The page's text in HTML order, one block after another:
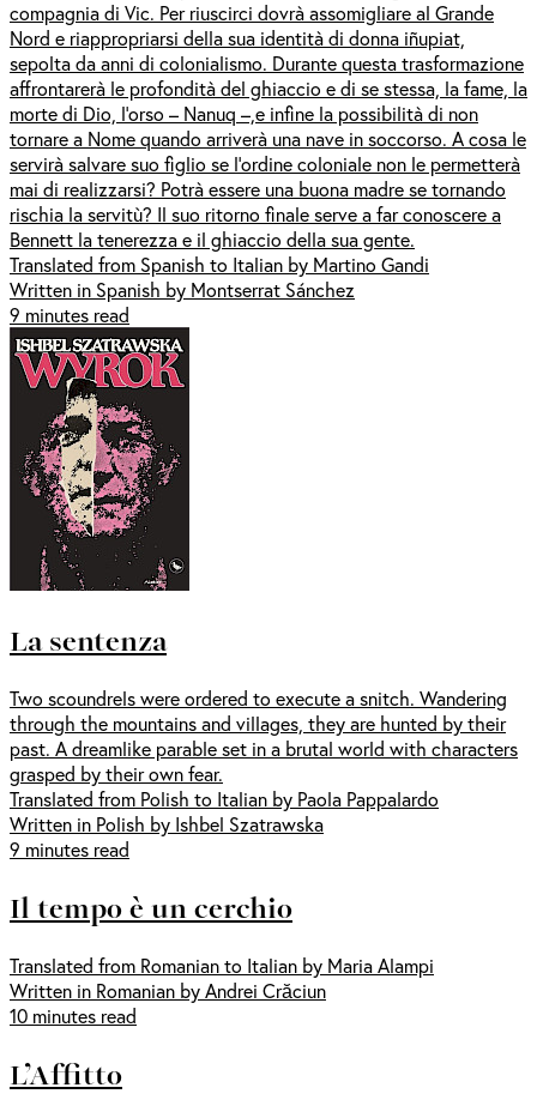
compagnia di Vic. Per riuscirci dovrà assomigliare al Grande
Nord e riappropriarsi della sua identità di donna iñupiat,
sepolta da anni di colonialismo. Durante questa trasformazione
affrontarerà le profondità del ghiaccio e di se stessa, la fame, la
morte di Dio, l’orso – Nanuq –,e infine la possibilità di non
tornare a Nome quando arriverà una nave in soccorso. A cosa le
servirà salvare suo figlio se l’ordine coloniale non le permetterà
mai di realizzarsi? Potrà essere una buona madre se tornando
rischia la servitù? Il suo ritorno finale serve a far conoscere a
Bennett la tenerezza e il ghiaccio della sua gente.
Translated from Spanish to Italian by Martino Gandi
Written in Spanish by Montserrat Sánchez
9 minutes read
La sentenza
Two scoundrels were ordered to execute a snitch. Wandering
through the mountains and villages, they are hunted by their
past. A dreamlike parable set in a brutal world with characters
grasped by their own fear.
Translated from Polish to Italian by Paola Pappalardo
Written in Polish by Ishbel Szatrawska
9 minutes read
Il tempo è un cerchio
Translated from Romanian to Italian by Maria Alampi
Written in Romanian by Andrei Crăciun
10 minutes read
L’Affitto